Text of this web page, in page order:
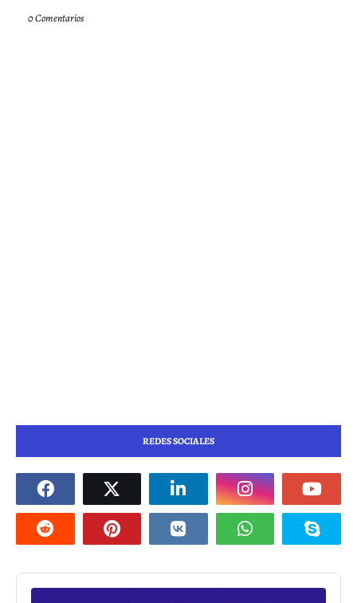
0 Comentarios
REDES SOCIALES